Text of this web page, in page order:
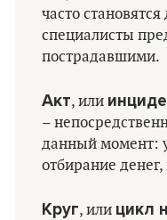
часто
специалисты
пострадавшими.
Акт, или
–
данный момент:
отбирание
Круг, или цикл